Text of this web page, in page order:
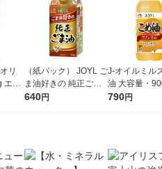
リ
エキ
ペ
（紙パック） JOYL ご
ま油好きの 純正ごま
油 300g 1本 味の素 J-
640円
J-オイルミル
油 大容量・
ト 1本 JOYL
790円